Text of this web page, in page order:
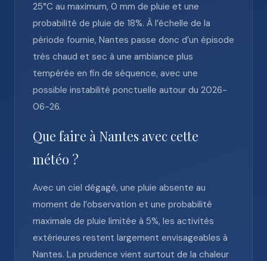
25°C au maximum, 0 mm de pluie et une
probabilité de pluie de 18%. À l’échelle de la
période fournie, Nantes passe donc d’un épisode
très chaud et sec à une ambiance plus
tempérée en fin de séquence, avec une
possible instabilité ponctuelle autour du 2026-
06-26.
Que faire à Nantes avec cette
météo ?
Avec un ciel dégagé, une pluie absente au
moment de l’observation et une probabilité
maximale de pluie limitée à 5%, les activités
extérieures restent largement envisageables à
Nantes. La prudence vient surtout de la chaleur